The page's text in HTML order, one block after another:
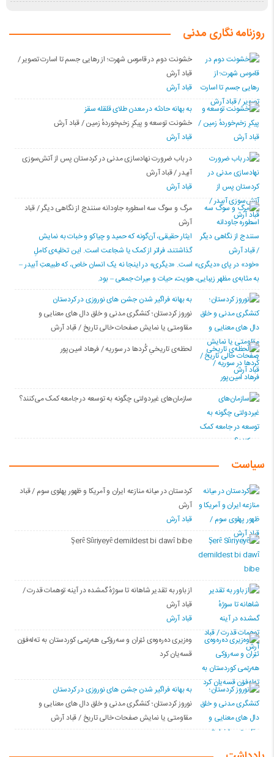
روزنامه نگاری مدنی
خشونت دوم در قاموس شهرت؛ از رهایی جسم تا اسارت تصویر /
قباد آرش
قباد آرش
بە بهانه حادثە در معدن طلای قلقله سقز
خشونت توسعه و پیکرِ زخم‌خوردهٔ زمین / قباد آرش
قباد آرش
در باب ضرورت نهادسازی مدنی در کردستان پس از آتش‌سوزی
آبیدر / قباد آرش
قباد آرش
مرگ و سوگ سه اسطوره جاودانه سنندج از نگاهی دیگر / قباد
آرش
ایثار حقیقی، آن‌گونه که حمید و چیاکو و خبات به نمایش
گذاشتند، فراتر از کمک یا شجاعت است. این تخلیه‌ی کاملِ
«خود» در پای «دیگری» است. «دیگری» در اینجا نه یک انسان خاص، که طبیعتِ آبیدر –
به مثابه‌ی مظهر زیبایی، هویت، حیات و میراث جمعی – بود.
به بهانه فراگیر شدن جشن های نوروزی در کردستان
نوروز کردستان؛ کنشگری مدنی و خلق دال های معنایی و
مقاومتی یا نمایش صفحات خالی تاریخ / قباد آرش
لحظه‌ی تاریخیِ کُردها در سوریه / فرهاد امین‌پور
سازمان‌های غیردولتی چگونه به توسعه در جامعه کمک می‌کنند؟
سیاست
کردستان در میانه منازعە ایران و آمریکا و ظهور پهلوی سوم / قباد
آرش
قباد آرش
Şerê Sûriyeyê demildest bi dawî bibe
از باور بە تقدیر شاهانه تا سوژهٔ گمشده در آینه توهمات قدرت /
قباد آرش
قباد آرش
وەزیری دەرەوەی ئێران و سەرۆکی هەرێمی کوردستان بە تەلەفۆن
قسەیان کرد
به بهانه فراگیر شدن جشن های نوروزی در کردستان
نوروز کردستان؛ کنشگری مدنی و خلق دال های معنایی و
مقاومتی یا نمایش صفحات خالی تاریخ / قباد آرش